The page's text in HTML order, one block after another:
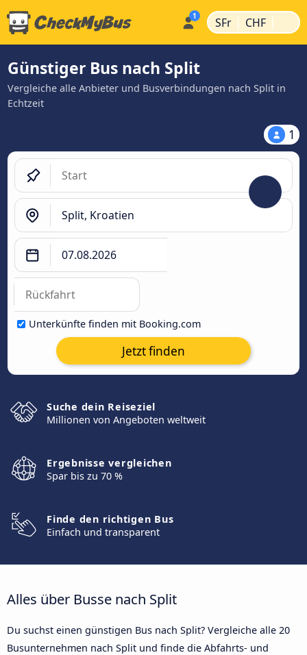
SFr | CHF |
Günstiger Bus nach Split
Vergleiche alle Anbieter und Busverbindungen nach Split in
Echtzeit
1
Unterkünfte finden mit Booking.com
Jetzt finden
Suche dein Reiseziel
Millionen von Angeboten weltweit
Ergebnisse vergleichen
Spar bis zu 70 %
Finde den richtigen Bus
Einfach und transparent
Alles über Busse nach Split
Du suchst einen günstigen Bus nach Split? Vergleiche alle 20
Busunternehmen nach Split und finde die Abfahrts- und